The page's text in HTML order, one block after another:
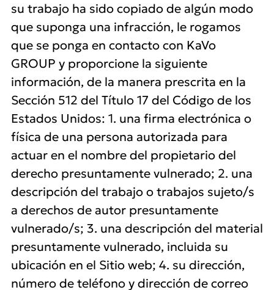
su trabajo ha sido copiado de algún modo
que suponga una infracción, le rogamos
que se ponga en contacto con KaVo
GROUP y proporcione la siguiente
información, de la manera prescrita en la
Sección 512 del Título 17 del Código de los
Estados Unidos: 1. una firma electrónica o
física de una persona autorizada para
actuar en el nombre del propietario del
derecho presuntamente vulnerado; 2. una
descripción del trabajo o trabajos sujeto/s
a derechos de autor presuntamente
vulnerado/s; 3. una descripción del material
presuntamente vulnerado, incluida su
ubicación en el Sitio web; 4. su dirección,
número de teléfono y dirección de correo